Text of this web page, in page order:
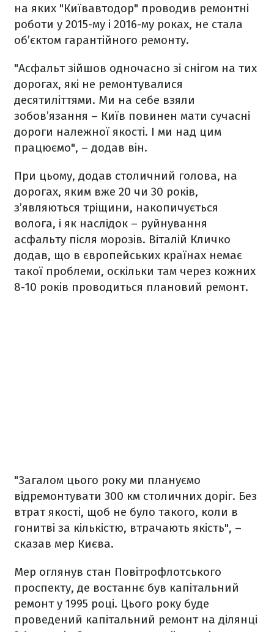
на яких "Київавтодор" проводив ремонтні
роботи у 2015-му і 2016-му роках, не стала
об’єктом гарантійного ремонту.
"Асфальт зійшов одночасно зі снігом на тих
дорогах, які не ремонтувалися
десятиліттями. Ми на себе взяли
зобов’язання – Київ повинен мати сучасні
дороги належної якості. І ми над цим
працюємо", – додав він.
При цьому, додав столичний голова, на
дорогах, яким вже 20 чи 30 років,
з’являються тріщини, накопичується
волога, і як наслідок – руйнування
асфальту після морозів. Віталій Кличко
додав, що в європейських країнах немає
такої проблеми, оскільки там через кожних
8-10 років проводиться плановий ремонт.
"Загалом цього року ми плануємо
відремонтувати 300 км столичних доріг. Без
втрат якості, щоб не було такого, коли в
гонитві за кількістю, втрачають якість", –
сказав мер Києва.
Мер оглянув стан Повітрофлотського
проспекту, де востаннє був капітальний
ремонт у 1995 році. Цього року буде
проведений капітальний ремонт на ділянці